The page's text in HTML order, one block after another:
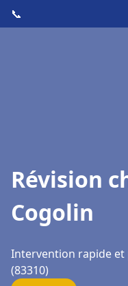
📞
Révision
Cogolin
Intervention rapide et
(83310)